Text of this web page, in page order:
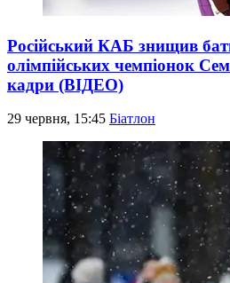
Російський КАБ знищив
олімпійських чемпіонок
кадри (ВІДЕО)
29 червня, 15:45 Біатлон